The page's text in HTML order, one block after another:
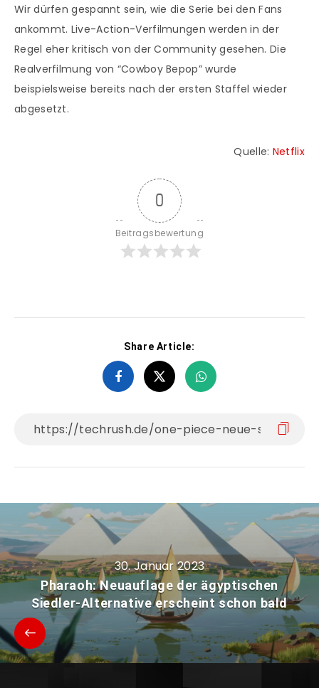
Wir dürfen gespannt sein, wie die Serie bei den Fans
ankommt. Live-Action-Verfilmungen werden in der
Regel eher kritisch von der Community gesehen. Die
Realverfilmung von “Cowboy Bepop” wurde
beispielsweise bereits nach der ersten Staffel wieder
abgesetzt.
Quelle: Netflix
0
Beitragsbewertung
Share Article:
30. Januar 2023
Pharaoh: Neuauflage der ägyptischen
Siedler-Alternative erscheint schon bald